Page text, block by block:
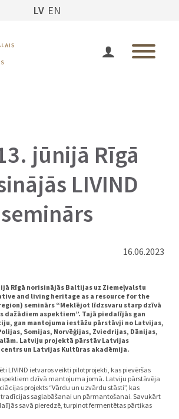
LV EN
jūnijā Rīgā
LIVIND
seminārs
16.06.2023
Rīgā norisinājās Baltijas uz Ziemeļvalstu
and living heritage as a resource for the
seminārs “Meklējot līdzsvaru starp dzīvā
dažādiem aspektiem”. Tajā piedalījās gan
gan mantojuma iestāžu pārstāvji no Latvijas,
Somijas, Norvēģijas, Zviedrijas, Dānijas,
Latviju projektā pārstāv Latvijas
un Latvijas Kultūras akadēmija.
LIVIND ietvaros veikti pilotprojekti, kas pievēršas
dzīvā mantojuma jomā. Latviju pārstāvēja
projekts “Vārdu un uzvārdu stāsti”, kas
tradīcijas saglabāšanai un pārmantošanai. Savukārt
savā pieredzē, turpinot fermentētas pārtikas